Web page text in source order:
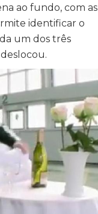
ao fundo, com as
identificar o
um dos três